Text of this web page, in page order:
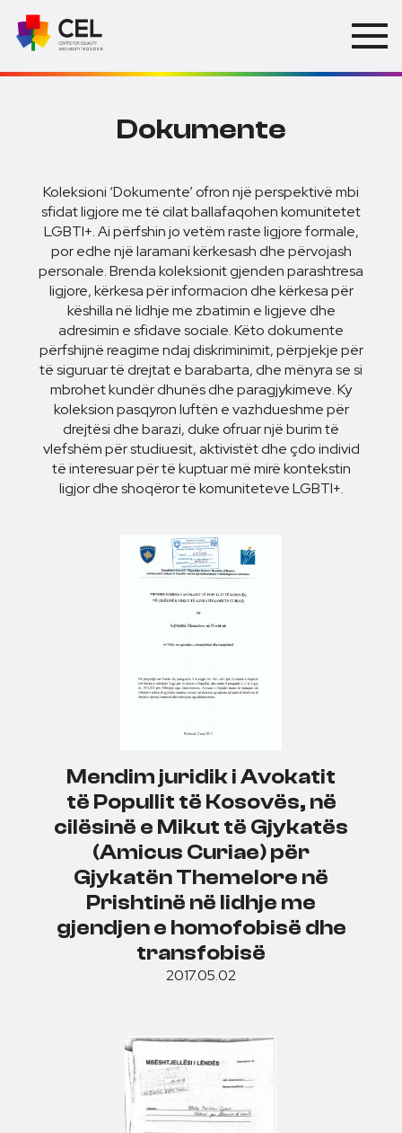
Dokumente
Koleksioni ‘Dokumente’ ofron një perspektivë mbi
sfidat ligjore me të cilat ballafaqohen komunitetet
LGBTI+. Ai përfshin jo vetëm raste ligjore formale,
por edhe një laramani kërkesash dhe përvojash
personale. Brenda koleksionit gjenden parashtresa
ligjore, kërkesa për informacion dhe kërkesa për
këshilla në lidhje me zbatimin e ligjeve dhe
adresimin e sfidave sociale. Këto dokumente
përfshijnë reagime ndaj diskriminimit, përpjekje për
të siguruar të drejtat e barabarta, dhe mënyra se si
mbrohet kundër dhunës dhe paragjykimeve. Ky
koleksion pasqyron luftën e vazhdueshme për
drejtësi dhe barazi, duke ofruar një burim të
vlefshëm për studiuesit, aktivistët dhe çdo individ
të interesuar për të kuptuar më mirë kontekstin
ligjor dhe shoqëror të komuniteteve LGBTI+.
Mendim juridik i Avokatit
të Popullit të Kosovës, në
cilësinë e Mikut të Gjykatës
(Amicus Curiae) për
Gjykatën Themelore në
Prishtinë në lidhje me
gjendjen e homofobisë dhe
transfobisë
2017.05.02